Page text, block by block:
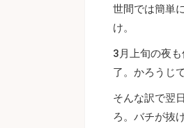
世間では簡単
け。
3月上旬の夜
了。かろうじ
そんな訳で翌
ろ。バチが抜